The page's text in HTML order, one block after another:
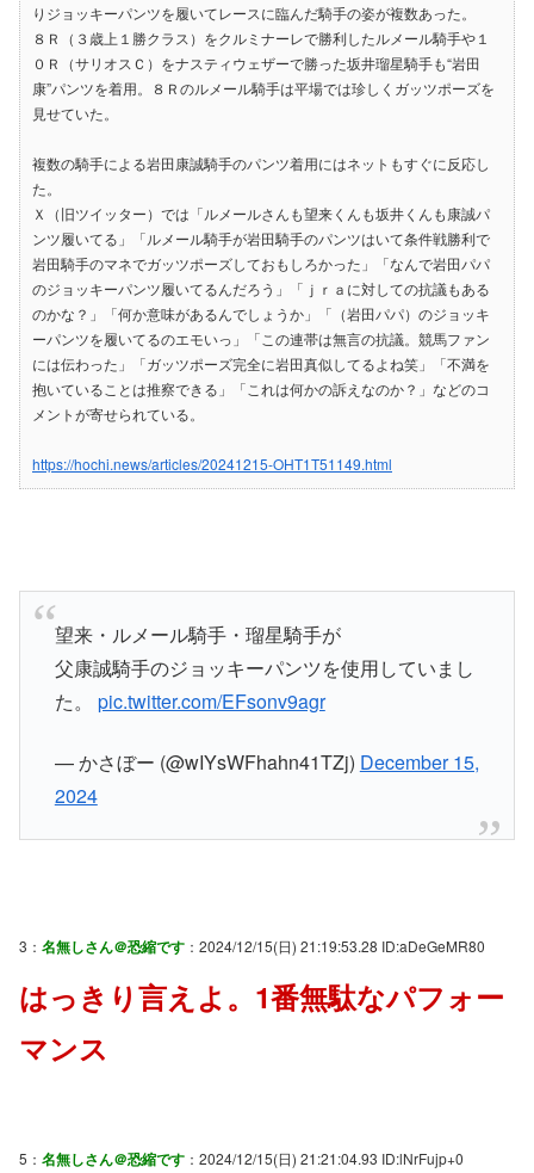
りジョッキーパンツを履いてレースに臨んだ騎手の姿が複数あった。
８Ｒ（３歳上１勝クラス）をクルミナーレで勝利したルメール騎手や１
０Ｒ（サリオスＣ）をナスティウェザーで勝った坂井瑠星騎手も“岩田
康”パンツを着用。８Ｒのルメール騎手は平場では珍しくガッツポーズを
見せていた。
複数の騎手による岩田康誠騎手のパンツ着用にはネットもすぐに反応し
た。
Ｘ（旧ツイッター）では「ルメールさんも望来くんも坂井くんも康誠パ
ンツ履いてる」「ルメール騎手が岩田騎手のパンツはいて条件戦勝利で
岩田騎手のマネでガッツポーズしておもしろかった」「なんで岩田パパ
のジョッキーパンツ履いてるんだろう」「ｊｒａに対しての抗議もある
のかな？」「何か意味があるんでしょうか」「（岩田パパ）のジョッキ
ーパンツを履いてるのエモいっ」「この連帯は無言の抗議。競馬ファン
には伝わった」「ガッツポーズ完全に岩田真似してるよね笑」「不満を
抱いていることは推察できる」「これは何かの訴えなのか？」などのコ
メントが寄せられている。
https://hochi.news/articles/20241215-OHT1T51149.html
望来・ルメール騎手・瑠星騎手が
父康誠騎手のジョッキーパンツを使用していまし
た。 pic.twitter.com/EFsonv9agr
— かさぼー (@wIYsWFhahn41TZj) December 15,
2024
3： 名無しさん＠恐縮です ：2024/12/15(日) 21:19:53.28 ID:aDeGeMR80
はっきり言えよ。1番無駄なパフォー
マンス
5： 名無しさん＠恐縮です ：2024/12/15(日) 21:21:04.93 ID:lNrFujp+0